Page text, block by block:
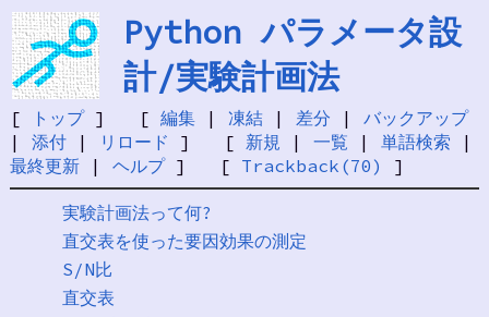
Python パラメータ設
計/実験計画法
[ トップ] [ 編集| 凍結| 差分 | バックアップ
| 添付| リロード ] [ 新規 | 一覧 | 単語検索 |
最終更新| ヘルプ] [ Trackback(70) ]
実験計画法って何?
直交表を使った要因効果の測定
S/N比
直交表